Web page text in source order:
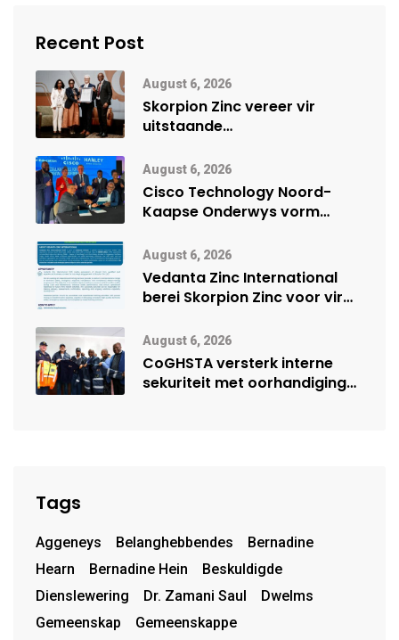
Recent Post
August 6, 2026
Skorpion Zinc vereer vir
uitstaande
Namibië Mynbou Ekspo
August 6, 2026
Cisco Technology Noord-
Kaapse Onderwys vorm
vennootskap
August 6, 2026
Vedanta Zinc International
berei Skorpion Zinc voor vir
August 6, 2026
CoGHSTA versterk interne
sekuriteit met oorhandiging
Tags
Aggeneys Belanghebbendes
Bernadine
Hearn
Bernadine Hein
Beskuldigde
Dienslewering
Dr. Zamani Saul
Dwelms
Gemeenskap
Gemeenskappe